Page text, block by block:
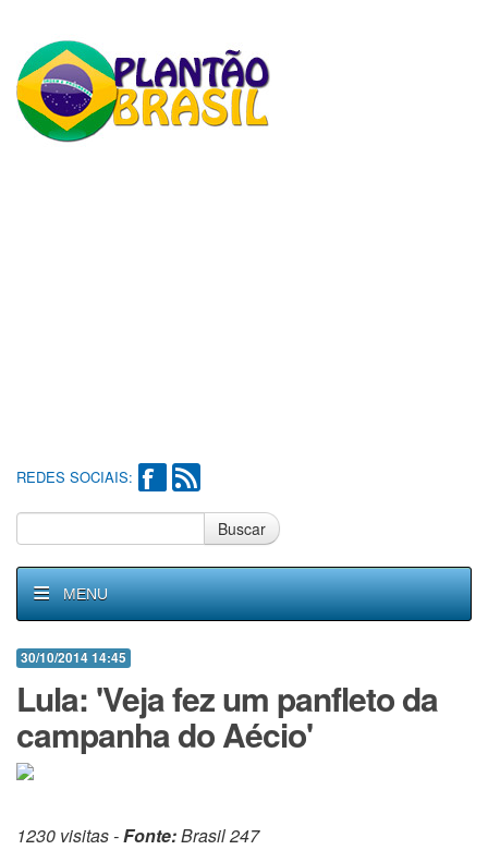
REDES SOCIAIS:
Buscar
MENU
30/10/2014 14:45
Lula: 'Veja fez um panfleto da
campanha do Aécio'
1230 visitas -Fonte:Brasil 247